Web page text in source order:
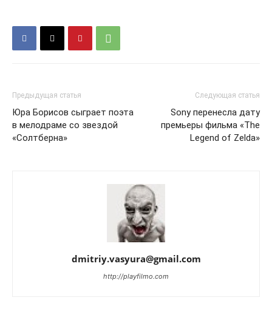
Предыдущая статья
Юра Борисов сыграет поэта
в мелодраме со звездой
«Солтберна»
Следующая статья
Sony перенесла дату
премьеры фильма «The
Legend of Zelda»
dmitriy.vasyura@gmail.com
http://playfilmo.com